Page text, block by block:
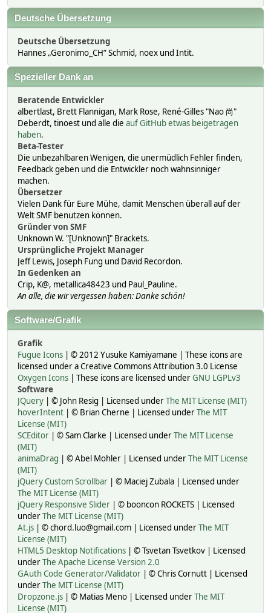
Deutsche Übersetzung
Deutsche Übersetzung
Hannes „Geronimo_CH“ Schmid, noex und Intit.
Spezieller Dank an
Beratende Entwickler
albertlast, Brett Flannigan, Mark Rose, René-Gilles "Nao 尚"
Deberdt, tinoest und alle die auf GitHub etwas beigetragen
haben.
Beta-Tester
Die unbezahlbaren Wenigen, die unermüdlich Fehler finden,
Feedback geben und die Entwickler noch wahnsinniger
machen.
Übersetzer
Vielen Dank für Eure Mühe, damit Menschen überall auf der
Welt SMF benutzen können.
Gründer von SMF
Unknown W. "[Unknown]" Brackets.
Ursprüngliche Projekt Manager
Jeff Lewis, Joseph Fung und David Recordon.
In Gedenken an
Crip, K@, metallica48423 und Paul_Pauline.
An alle, die wir vergessen haben: Danke schön!
Software/Grafik
Grafik
Fugue Icons | © 2012 Yusuke Kamiyamane | These icons are
licensed under a Creative Commons Attribution 3.0 License
Oxygen Icons | These icons are licensed underGNU LGPLv3
Software
JQuery | © John Resig | Licensed underThe MIT License (MIT)
hoverIntent | © Brian Cherne | Licensed underThe MIT
License (MIT)
SCEditor | © Sam Clarke | Licensed underThe MIT License
(MIT)
animaDrag | © Abel Mohler | Licensed underThe MIT License
(MIT)
jQuery Custom Scrollbar | © Maciej Zubala | Licensed under
The MIT License (MIT)
jQuery Responsive Slider | © booncon ROCKETS | Licensed
underThe MIT License (MIT)
At.js | © chord.luo@gmail.com | Licensed underThe MIT
License (MIT)
HTML5 Desktop Notifications | © Tsvetan Tsvetkov | Licensed
underThe Apache License Version 2.0
GAuth Code Generator/Validator | © Chris Cornutt | Licensed
underThe MIT License (MIT)
Dropzone.js | © Matias Meno | Licensed underThe MIT
License (MIT)